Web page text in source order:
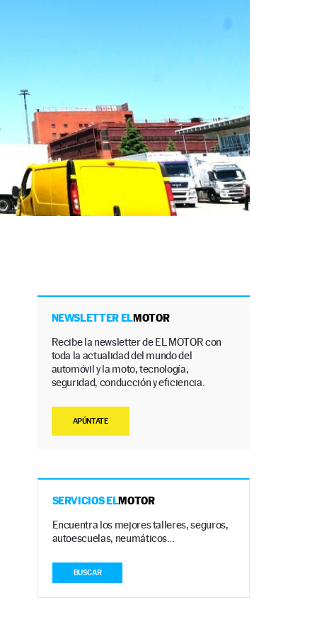
NEWSLETTER ELMOTOR
Recibe la newsletter de EL MOTOR con
toda la actualidad del mundo del
automóvil y la moto, tecnología,
seguridad, conducción y eficiencia.
APÚNTATE
SERVICIOS ELMOTOR
Encuentra los mejores talleres, seguros,
autoescuelas, neumáticos…
BUSCAR